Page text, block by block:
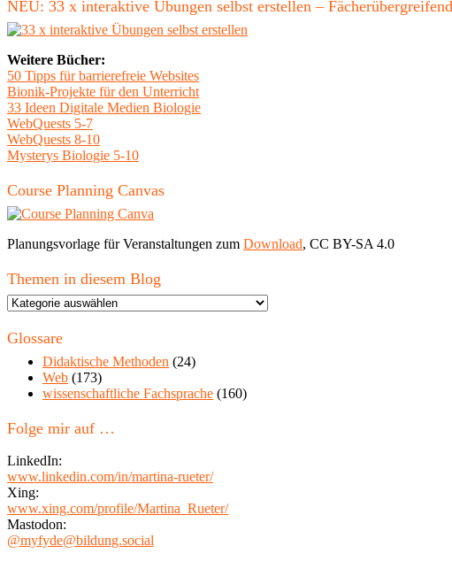
NEU: 33 x interaktive Übungen selbst erstellen –
Weitere Bücher:
50 Tipps für barrierefreie Websites
Bionik-Projekte für den Unterricht
33 Ideen Digitale Medien Biologie
WebQuests 5-7
WebQuests 8-10
Mysterys Biologie 5-10
Course Planning Canvas
Planungsvorlage für Veranstaltungen zum Download, CC BY-SA 4.0
Themen in diesem Blog
Themen
diesem
Glossare
Didaktische Methoden (24)
Web (173)
wissenschaftliche Fachsprache (160)
Folge mir auf …
LinkedIn:
www.linkedin.com/in/martina-rueter/
Xing:
www.xing.com/profile/Martina_Rueter/
Mastodon:
@myfyde@bildung.social